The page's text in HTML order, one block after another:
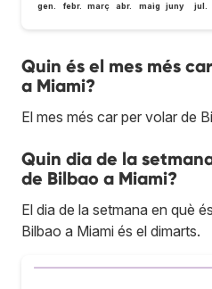
gen. febr. març abr. maig juny jul.
Quin és el mes més
a Miami?
El mes més car per volar de
Quin dia de la
de Bilbao a Miami?
El dia de la setmana en què
Bilbao a Miami és el dimarts.